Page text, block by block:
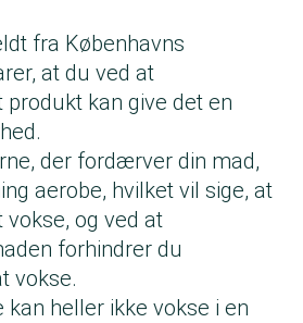
fra Københavns
at du ved at
kan give det en
der fordærver din mad,
aerobe, hvilket vil sige, at
og ved at
forhindrer du
vokse.
heller ikke vokse i en